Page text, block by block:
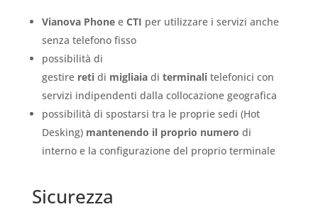
Vianova Phonee CTI per utilizzare i servizi anche
senza telefono fisso
possibilità di
gestire retidi migliaiadi terminalitelefonici con
servizi indipendenti dalla collocazione geografica
possibilità di spostarsi tra le proprie sedi (Hot
Desking) mantenendo il proprio numero di
interno e la configurazione del proprio terminale
Sicurezza